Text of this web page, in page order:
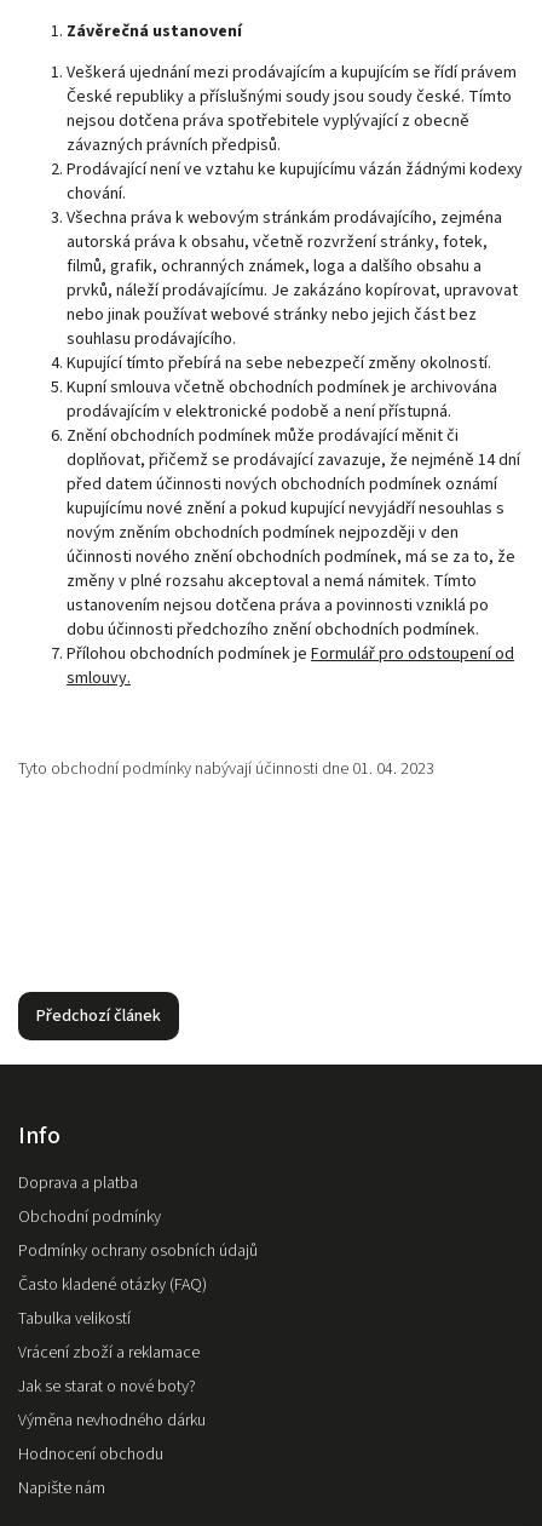
Závěrečná ustanovení
Veškerá ujednání mezi prodávajícím a kupujícím se řídí právem
České republiky a příslušnými soudy jsou soudy české. Tímto
nejsou dotčena práva spotřebitele vyplývající z obecně
závazných právních předpisů.
Prodávající není ve vztahu ke kupujícímu vázán žádnými kodexy
chování.
Všechna práva k webovým stránkám prodávajícího, zejména
autorská práva k obsahu, včetně rozvržení stránky, fotek,
filmů, grafik, ochranných známek, loga a dalšího obsahu a
prvků, náleží prodávajícímu. Je zakázáno kopírovat, upravovat
nebo jinak používat webové stránky nebo jejich část bez
souhlasu prodávajícího.
Kupující tímto přebírá na sebe nebezpečí změny okolností.
Kupní smlouva včetně obchodních podmínek je archivována
prodávajícím v elektronické podobě a není přístupná.
Znění obchodních podmínek může prodávající měnit či
doplňovat, přičemž se prodávající zavazuje, že nejméně 14 dní
před datem účinnosti nových obchodních podmínek oznámí
kupujícímu nové znění a pokud kupující nevyjádří nesouhlas s
novým zněním obchodních podmínek nejpozději v den
účinnosti nového znění obchodních podmínek, má se za to, že
změny v plné rozsahu akceptoval a nemá námitek. Tímto
ustanovením nejsou dotčena práva a povinnosti vzniklá po
dobu účinnosti předchozího znění obchodních podmínek.
Přílohou obchodních podmínek je Formulář pro odstoupení od
smlouvy.
Tyto obchodní podmínky nabývají účinnosti dne 01. 04. 2023
Předchozí článek
Info
Doprava a platba
Obchodní podmínky
Podmínky ochrany osobních údajů
Často kladené otázky (FAQ)
Tabulka velikostí
Vrácení zboží a reklamace
Jak se starat o nové boty?
Výměna nevhodného dárku
Hodnocení obchodu
Napište nám